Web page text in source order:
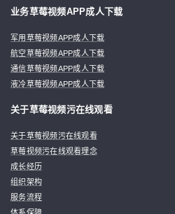
业务草莓视频APP成人下载
军用草莓视频APP成人下载
航空草莓视频APP成人下载
通信草莓视频APP成人下载
液冷草莓视频APP成人下载
关于草莓视频污在线观看
关于草莓视频污在线观看
草莓视频污在线观看理念
成长经历
组织架构
服务流程